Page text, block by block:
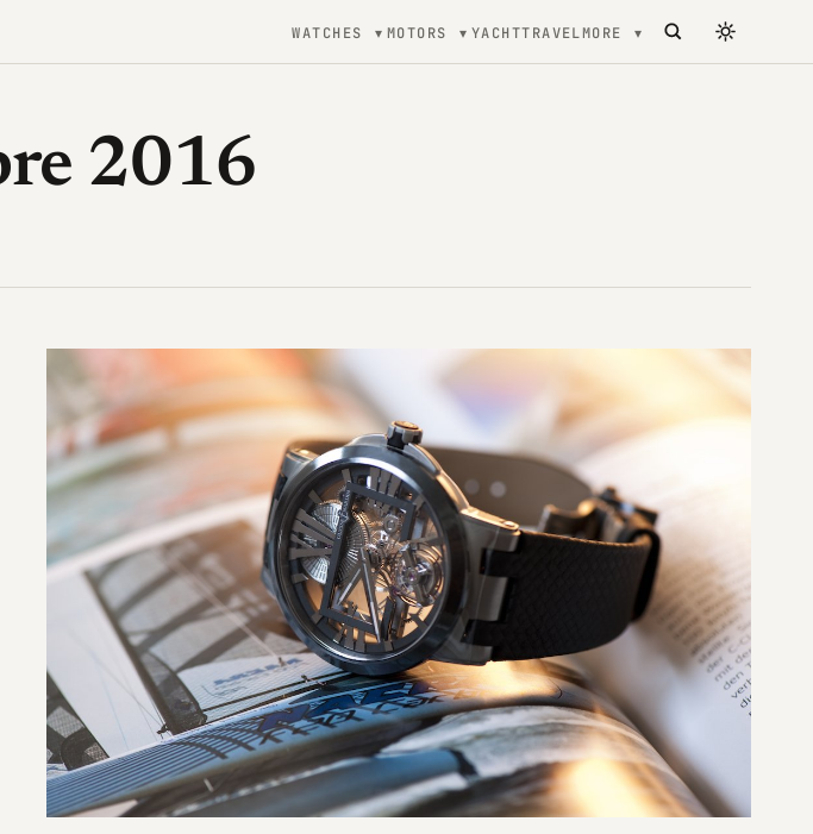
WATCHES MOTORS YACHTTRAVELMORE
2016